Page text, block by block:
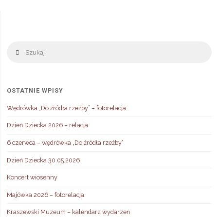
Szukaj
OSTATNIE WPISY
Wędrówka „Do źródła rzeźby” – fotorelacja
Dzień Dziecka 2026 – relacja
6 czerwca – wędrówka „Do źródła rzeźby”
Dzień Dziecka 30.05.2026
Koncert wiosenny
Majówka 2026 – fotorelacja
Kraszewski Muzeum – kalendarz wydarzeń